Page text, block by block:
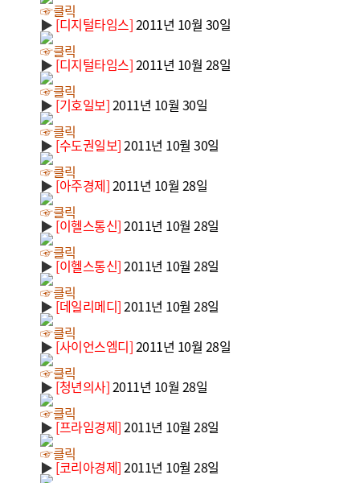
☞클릭
▶ [디지털타임스]2011년 10월 30일
☞클릭
▶ [디지털타임스]2011년 10월 28일
☞클릭
▶ [기호일보]2011년 10월 30일
☞클릭
▶ [수도권일보]2011년 10월 30일
☞클릭
▶ [아주경제]2011년 10월 28일
☞클릭
▶ [이헬스통신]2011년 10월 28일
☞클릭
▶ [이헬스통신]2011년 10월 28일
☞클릭
▶ [데일리메디]2011년 10월 28일
☞클릭
▶ [사이언스엠디]2011년 10월 28일
☞클릭
▶ [청년의사]2011년 10월 28일
☞클릭
▶ [프라임경제]2011년 10월 28일
☞클릭
▶ [코리아경제]2011년 10월 28일